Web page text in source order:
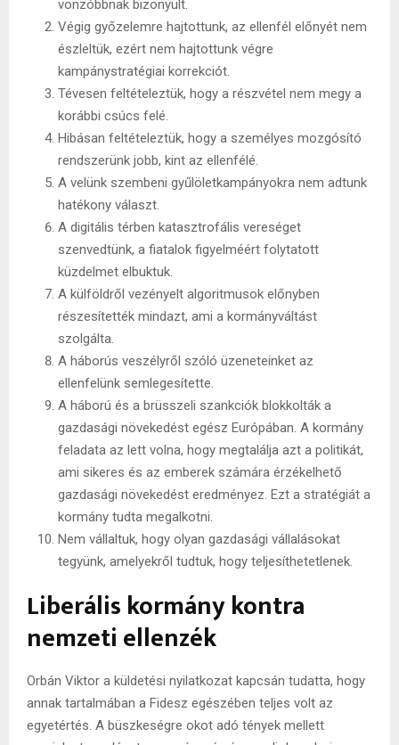
vonzóbbnak bizonyult.
Végig győzelemre hajtottunk, az ellenfél előnyét nem
észleltük, ezért nem hajtottunk végre
kampánystratégiai korrekciót.
Tévesen feltételeztük, hogy a részvétel nem megy a
korábbi csúcs felé.
Hibásan feltételeztük, hogy a személyes mozgósító
rendszerünk jobb, kint az ellenfélé.
A velünk szembeni gyűlöletkampányokra nem adtunk
hatékony választ.
A digitális térben katasztrofális vereséget
szenvedtünk, a fiatalok figyelméért folytatott
küzdelmet elbuktuk.
A külföldről vezényelt algoritmusok előnyben
részesítették mindazt, ami a kormányváltást
szolgálta.
A háborús veszélyről szóló üzeneteinket az
ellenfelünk semlegesítette.
A háború és a brüsszeli szankciók blokkolták a
gazdasági növekedést egész Európában. A kormány
feladata az lett volna, hogy megtalálja azt a politikát,
ami sikeres és az emberek számára érzékelhető
gazdasági növekedést eredményez. Ezt a stratégiát a
kormány tudta megalkotni.
Nem vállaltuk, hogy olyan gazdasági vállalásokat
tegyünk, amelyekről tudtuk, hogy teljesíthetetlenek.
Liberális kormány kontra
nemzeti ellenzék
Orbán Viktor a küldetési nyilatkozat kapcsán tudatta, hogy
annak tartalmában a Fidesz egészében teljes volt az
egyetértés. A büszkeségre okot adó tények mellett